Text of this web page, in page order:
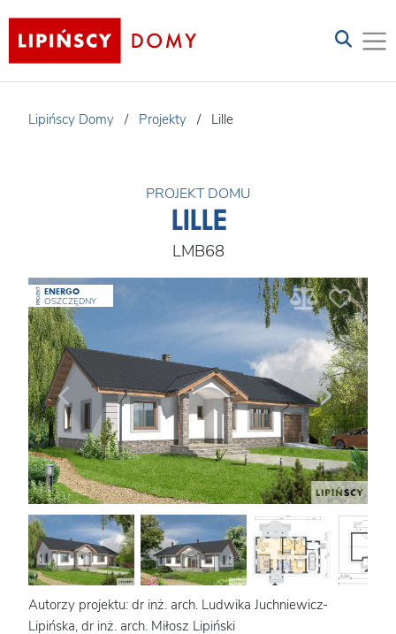
Lipińscy Domy / Projekty / Lille
PROJEKT DOMU
LILLE
LMB68
PROJEKT ENERGO
OSZCZĘDNY
Autorzy projektu: dr inż. arch. Ludwika Juchniewicz-
Lipińska, dr inż. arch. Miłosz Lipiński